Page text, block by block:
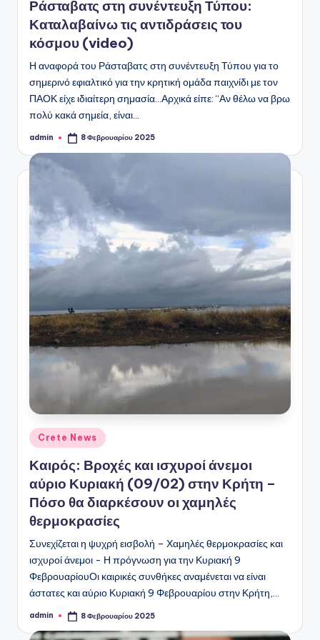
Ράσταβατς στη συνέντευξη Τύπου:
Καταλαβαίνω τις αντιδράσεις του
κόσμου (video)
Η αναφορά του Ράσταβατς στη συνέντευξη Τύπου για το
σημερινό εφιαλτικό για την κρητική ομάδα παιχνίδι με τον
ΠΑΟΚ είχε ιδιαίτερη σημασία...Αρχικά είπε: “Αν θέλω να βρω
πολύ κακά σημεία, είναι…
Συγγραφέας:
admin 8 Φεβρουαρίου 2025
Αναρτήθηκε
σε
Crete News
Καιρός: Βροχές και ισχυροί άνεμοι
αύριο Κυριακή (09/02) στην Κρήτη –
Πόσο θα διαρκέσουν οι χαμηλές
θερμοκρασίες
Συνεχίζεται η ψυχρή εισβολή – Χαμηλές θερμοκρασίες και
ισχυροί άνεμοι - Η πρόγνωση για την Κυριακή 9
ΦεβρουαρίουΟι καιρικές συνθήκες αναμένεται να είναι
άστατες και αύριο Κυριακή 9 Φεβρουαρίου στην Κρήτη,…
Συγγραφέας:
admin 8 Φεβρουαρίου 2025